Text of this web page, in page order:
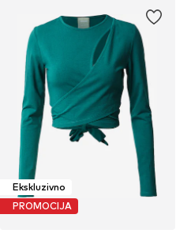
Ekskluzivno
PROMOCIJA